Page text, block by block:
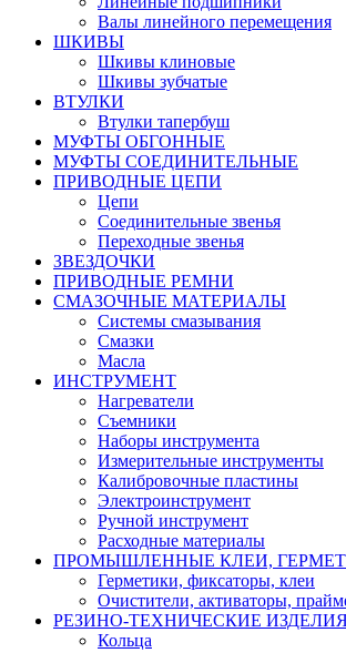
Валы линейного перемещения
ШКИВЫ
Шкивы клиновые
Шкивы зубчатые
ВТУЛКИ
Втулки тапербуш
МУФТЫ ОБГОННЫЕ
МУФТЫ СОЕДИНИТЕЛЬНЫЕ
ПРИВОДНЫЕ ЦЕПИ
Цепи
Соединительные звенья
Переходные звенья
ЗВЕЗДОЧКИ
ПРИВОДНЫЕ РЕМНИ
СМАЗОЧНЫЕ МАТЕРИАЛЫ
Системы смазывания
Смазки
Масла
ИНСТРУМЕНТ
Нагреватели
Съемники
Наборы инструмента
Измерительные инструменты
Калибровочные пластины
Электроинструмент
Ручной инструмент
Расходные материалы
ПРОМЫШЛЕННЫЕ КЛЕИ,
Герметики, фиксаторы, клеи
Очистители, активаторы,
РЕЗИНО-ТЕХНИЧЕСКИЕ
Кольца